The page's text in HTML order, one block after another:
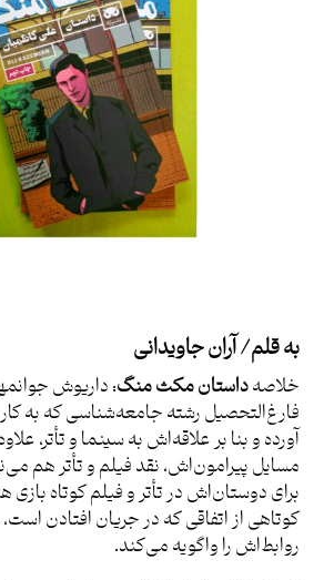
به قلم/ آران جاویدانی
خلاصهداستان مکث منگ: داریوش
فارغ‌التحصیل رشته جامعه‌شناسی که به
آورده و بنا بر علاقه‌اش به سینما و تأتر،
مسایل پیرامون‌اش، نقد فیلم و تأتر هم
برای دوستان‌اش در تأتر و فیلم کوتاه
کوتاهی از اتفاقی که در جریان افتادن
روابط‌اش را واگویه می‌کند.